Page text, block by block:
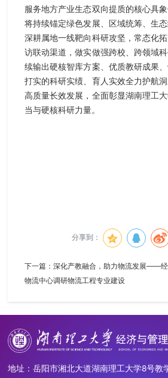
服务地方产业生态双向提质的核心具
将持续锚定绿色发展、区域统筹、生
深耕属地一线靶向科研攻坚，常态化
访联动渠道，做实做强跨校、跨领域
续输出硬核智库方案、优质教研成果
打实的科研实绩、育人实效全力护航
高质量长效发展，全面彰显湖南理工
当与硬核科研力量。
分享到：
下一篇： 深化产教融合，助力物流发展——
物流中心调研物流工程专业建设
地址：岳阳市湘北大道湖南理工大学8号教